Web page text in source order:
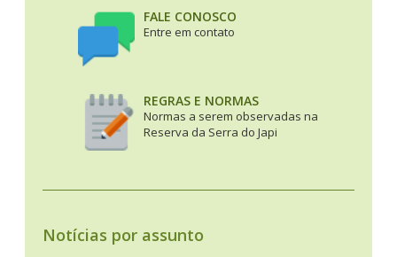
FALE CONOSCO
Entre em contato
REGRAS E NORMAS
Normas a serem observadas na
Reserva da Serra do Japi
Notícias por assunto